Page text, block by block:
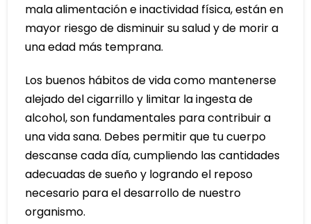
mala alimentación e inactividad física, están en
mayor riesgo de disminuir su salud y de morir a
una edad más temprana.
Los buenos hábitos de vida como mantenerse
alejado del cigarrillo y limitar la ingesta de
alcohol, son fundamentales para contribuir a
una vida sana. Debes permitir que tu cuerpo
descanse cada día, cumpliendo las cantidades
adecuadas de sueño y logrando el reposo
necesario para el desarrollo de nuestro
organismo.